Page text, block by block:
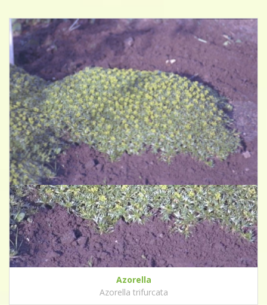
Azorella
Azorella trifurcata